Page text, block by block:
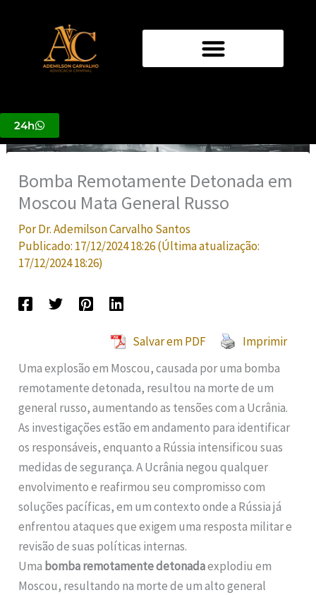
conteúdo
24h
Bomba Remotamente Detonada em
Moscou Mata General Russo
PorDr. Ademilson Carvalho Santos
Publicado: 17/12/2024 18:26(Última atualização:
17/12/2024 18:26)
Salvar em PDF
Imprimir
Uma explosão em Moscou, causada por uma bomba
remotamente detonada, resultou na morte de um
general russo, aumentando as tensões com a Ucrânia.
As investigações estão em andamento para identificar
os responsáveis, enquanto a Rússia intensificou suas
medidas de segurança. A Ucrânia negou qualquer
envolvimento e reafirmou seu compromisso com
soluções pacíficas, em um contexto onde a Rússia já
enfrentou ataques que exigem uma resposta militar e
revisão de suas políticas internas.
Uma bomba remotamente detonadaexplodiu em
Moscou, resultando na morte de um alto general